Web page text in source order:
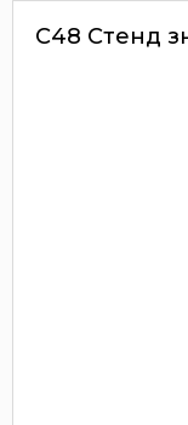
С48 Стенд